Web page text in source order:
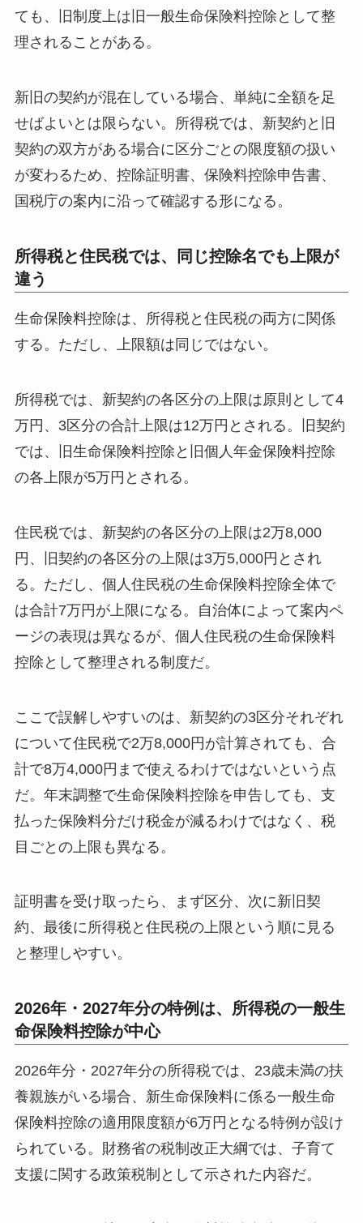
ても、旧制度上は旧一般生命保険料控除として整
理されることがある。
新旧の契約が混在している場合、単純に全額を足
せばよいとは限らない。所得税では、新契約と旧
契約の双方がある場合に区分ごとの限度額の扱い
が変わるため、控除証明書、保険料控除申告書、
国税庁の案内に沿って確認する形になる。
所得税と住民税では、同じ控除名でも上限が
違う
生命保険料控除は、所得税と住民税の両方に関係
する。ただし、上限額は同じではない。
所得税では、新契約の各区分の上限は原則として4
万円、3区分の合計上限は12万円とされる。旧契約
では、旧生命保険料控除と旧個人年金保険料控除
の各上限が5万円とされる。
住民税では、新契約の各区分の上限は2万8,000
円、旧契約の各区分の上限は3万5,000円とされ
る。ただし、個人住民税の生命保険料控除全体で
は合計7万円が上限になる。自治体によって案内ペ
ージの表現は異なるが、個人住民税の生命保険料
控除として整理される制度だ。
ここで誤解しやすいのは、新契約の3区分それぞれ
について住民税で2万8,000円が計算されても、合
計で8万4,000円まで使えるわけではないという点
だ。年末調整で生命保険料控除を申告しても、支
払った保険料分だけ税金が減るわけではなく、税
目ごとの上限も異なる。
証明書を受け取ったら、まず区分、次に新旧契
約、最後に所得税と住民税の上限という順に見る
と整理しやすい。
2026年・2027年分の特例は、所得税の一般生
命保険料控除が中心
2026年分・2027年分の所得税では、23歳未満の扶
養親族がいる場合、新生命保険料に係る一般生命
保険料控除の適用限度額が6万円となる特例が設け
られている。財務省の税制改正大綱では、子育て
支援に関する政策税制として示された内容だ。